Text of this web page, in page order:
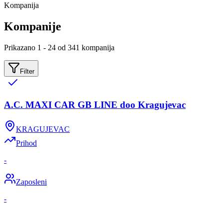
Kompanija
Kompanije
Prikazano 1 - 24 od 341 kompanija
Filter
A.C. MAXI CAR GB LINE doo Kragujevac
KRAGUJEVAC
Prihod
-
Zaposleni
-